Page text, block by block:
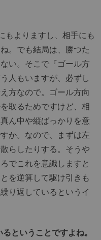
よりますし、相手にも
。でも結局は、勝つた
い。そこで『ゴール方
人もいますが、必ずし
方なので。ゴール方向
取るためですけど、相
ん中や縦ばっかりを意
か。なので、まずは左
らしたりする。そうや
でこれを意識しますと
を逆算して駆け引きも
り返しているというイ
ということですよね。